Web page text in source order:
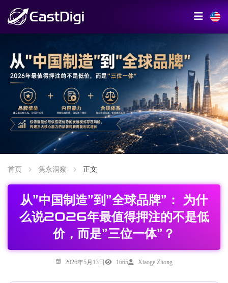
首页 隽永洞察 正文
从”中国制造”到”全球品牌”： 为什
么说2026年最值得押注的不是低
价，而是”三位一体”？
2026年5月13日 1665 Xiaoge Zhong